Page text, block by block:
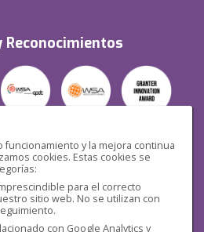
funcionamiento y la mejora continua
cookies. Estas cookies se
para el correcto
sitio web. No se utilizan con
con Google Analytics y
Reconocimientos